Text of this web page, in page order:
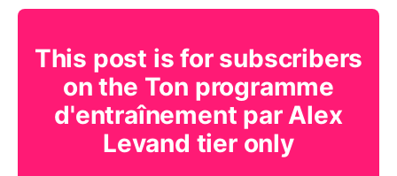
This post is for subscribers
on the Ton programme
d'entraînement par Alex
Levand tier only